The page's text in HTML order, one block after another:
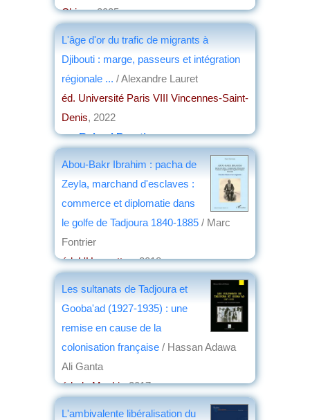
Chirac, 2025
L'âge d'or du trafic de migrants à
Djibouti : marge, passeurs et intégration
régionale ... / Alexandre Lauret
éd. Université Paris VIII Vincennes-Saint-
Denis, 2022
parRoland Pourtier
Abou-Bakr Ibrahim : pacha de
Zeyla, marchand d'esclaves :
commerce et diplomatie dans
le golfe de Tadjoura 1840-1885 / Marc
Fontrier
éd. L'Harmattan, 2018
Les sultanats de Tadjoura et
Gooba'ad (1927-1935) : une
remise en cause de la
colonisation française / Hassan Adawa
Ali Ganta
éd. du Menhir, 2017
L'ambivalente libéralisation du